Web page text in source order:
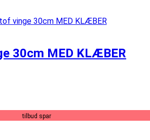
30cm MED KLÆBER
tilbud spar